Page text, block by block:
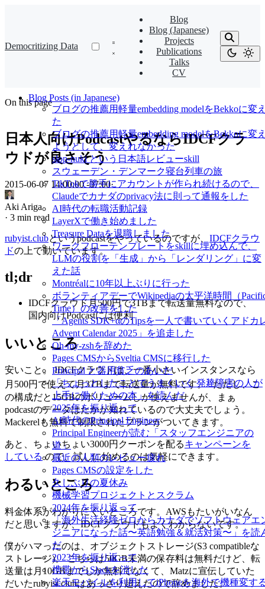
Democritizing Data
Blog
Blog (Japanese)
Projects
Publications
Talks
CV
Blog Posts (in Japanese)
ブログの推薦用軽量embedding modelをBekkoに変
た
ブログの推薦用軽量embedding modelをBekkoに変
ようとして、変えれなかった
slop-nuki という日本語レビューskill
スウェーデン・デンマーク寝台列車の旅
TikTokで勝手にアカウントが作られ続けるので、
Claudeでカナダのprivacy法に則って通報をした
AI時代の転職活動記録
LayerXで働き始めました
Treasure Dataを退職しました
ワークフローテンプレートをskillに埋め込んで、
LLMの役割を「生成」から「レンダリング」に変
えた話
Montréalに10年以上ぶりに行った
ボランティアデーでWikipediaの太平洋時間（
Time）の改善をした
「Agents SDK+αのTipsを一人で書いていくアドカ
Advent Calendar 2025」を追走した
Oh-my-zshを辞めた
Pages CMSからSveltia CMSに移行した
Principal と器用貧乏のあいだ
「ちょっとしたことでうまくいく 発達障害の人が
上手に働くための本」を読んだ
2025年を振り返って
AI時代のPrincipal Engineer
Principal Engineerが読む「スタッフエンジニアの
道」
最近の人類のレビュー疲れ
Pages CMSの設定をした
久しぶりの夏休み
機械学習プロジェクトとスクラム
2024年を振り返って
「海外生活経験ゼロからカナダでソフトウェアエ
ジニアになった話〜英語勉強＆就活対策〜」を読
だ
2023年を振り返って
携帯からSlackを消した
楽天モバイルを利用してiPhoneを海外で機種変す
On this page
日本人向けPodcastやるならIDCFクラ
ウドが良さそう
2015-06-07 14:00:00 -07:00·
Aki Ariga
· 3 min read
rubyist.clubというpodcastをやっているのですが、 IDCFクラウ
ドの上で動いています。
tl;dr
IDCFクラウド月500円で3TBまで転送量無料なので、
国内向けPodcastには便利
いいところ
安いこと。 IDCFクラウドは、一番小さいインスタンスなら
月500円で使えて月3TBまで転送量が無料です。1ただし、こ
の構成だと15GBのボリュームしか使えませんが、まぁ
podcastのデータはたかが知れているので大丈夫でしょう。
Mackerelも無料で制限されたプランがついてきます。
あと、ちょいちょい3000円クーポンを配るキャンペーンを
しているので、試しに始めるのは気軽にできます。
わるいところ
料金体系がわかりにくいところです。AWSもたいがいなん
だと思いますが、IDCFクラウドもよくわからないです。
僕がハマったのは、オブジェクトストレージ(S3 compatibleな
ストレージ)。 こちらは50GB未満の保存料は無料だけど、転
送量は月10GBまでしか無料でなくて、Matzに宣伝していた
だいたrubyist.clubはあっさり超えたので辞めました。